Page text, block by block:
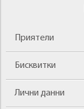
Приятели
Бисквитки
Лични данни